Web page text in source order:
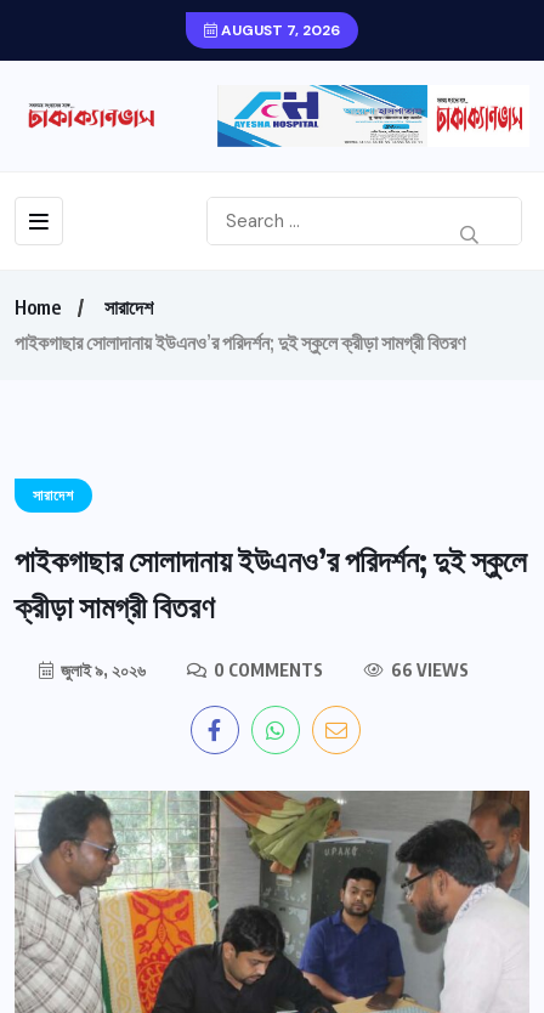
AUGUST 7, 2026
Home
সারাদেশ
পাইকগাছার সোলাদানায় ইউএনও’র পরিদর্শন; দুই স্কুলে ক্রীড়া সামগ্রী বিতরণ
সারাদেশ
পাইকগাছার সোলাদানায় ইউএনও’র পরিদর্শন; দুই স্কুলে
ক্রীড়া সামগ্রী বিতরণ
জুলাই ৯, ২০২৬ 0 COMMENTS 66 VIEWS